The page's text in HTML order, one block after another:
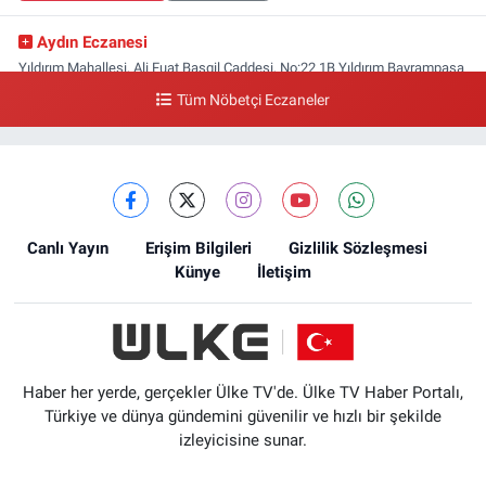
Aydın Eczanesi
Yıldırım Mahallesi, Ali Fuat Başgil Caddesi, No:22 1B Yıldırım Bayrampaşa
Tüm Nöbetçi Eczaneler
Canlı Yayın Erişim Bilgileri
Gizlilik Sözleşmesi
Künye
İletişim
Haber her yerde, gerçekler Ülke TV'de. Ülke TV Haber Portalı,
Türkiye ve dünya gündemini güvenilir ve hızlı bir şekilde
izleyicisine sunar.